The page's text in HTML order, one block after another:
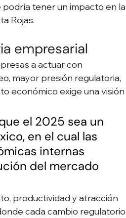
podría tener un impacto en la
Rojas.
empresarial
a actuar con
mayor presión regulatoria,
económico exige una visión
el 2025 sea un
en el cual las
internas
del mercado
productividad y atracción
cada cambio regulatorio